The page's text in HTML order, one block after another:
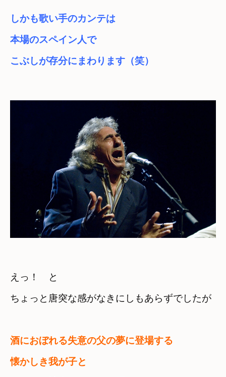
しかも歌い手のカンテは
本場のスペイン人で
こぶしが存分にまわります（笑）
えっ！　と
ちょっと唐突な感がなきにしもあらずでしたが
酒におぼれる失意の父の夢に登場する
懐かしき我が子と